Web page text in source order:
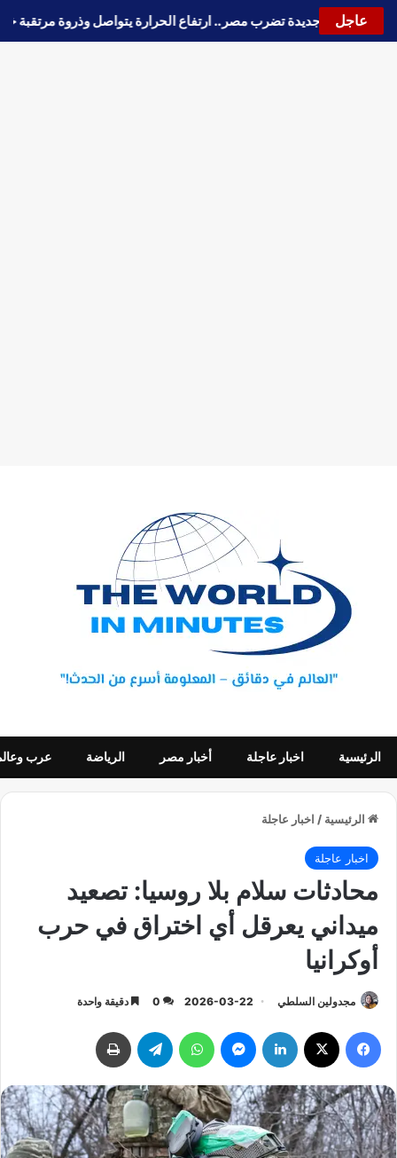
عاجل
🔵موجة حارة جديدة تضرب مصر.. ارتفاع الحرارة يتواصل وذروة
الرئيسية اخبار عاجلة أخبار مصر الرياضة عرب
الرئيسية / اخبار عاجلة
اخبار عاجلة
محادثات سلام بلا روسيا: تصعيد
ميداني يعرقل أي اختراق في حرب
أوكرانيا
مجدولين السلطي 2026-03-22
0 دقيقة واحدة